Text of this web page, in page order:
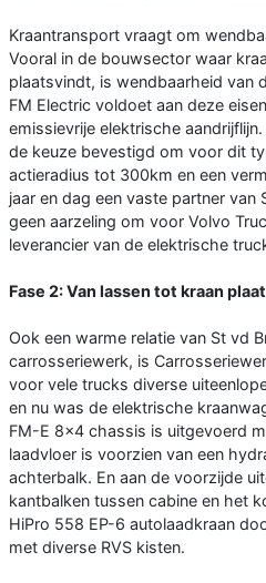
Kraantransport vraagt om
Vooral in de bouwsector waar
plaatsvindt, is wendbaarheid van
FM Electric voldoet aan deze
emissievrije elektrische
de keuze bevestigd om voor dit
actieradius tot 300km en een
jaar en dag een vaste partner van
geen aarzeling om voor Volvo
leverancier van de elektrische
Fase 2: Van lassen tot kraan
Ook een warme relatie van St vd
carrosseriewerk, is
voor vele trucks diverse
en nu was de elektrische
FM-E 8x4 chassis is uitgevoerd
laadvloer is voorzien van een
achterbalk. En aan de voorzijde
kantbalken tussen cabine en het
HiPro 558 EP-6 autolaadkraan
met diverse RVS kisten.